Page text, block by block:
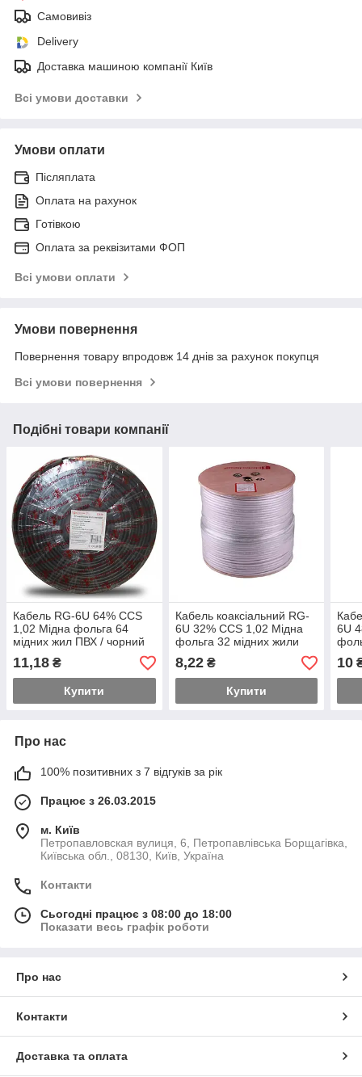
Самовивіз
Delivery
Доставка машиною компанії Київ
Всі умови доставки
Умови оплати
Післяплата
Оплата на рахунок
Готівкою
Оплата за реквізитами ФОП
Всі умови оплати
Умови повернення
Повернення товару впродовж 14 днів за рахунок покупця
Всі умови повернення
Подібні товари компанії
Кабель RG-6U 64% ССS
1,02 Мідна фольга 64
мідних жил ПВХ / чорний
11,18 ₴
Купити
Кабель коаксіальний RG-
6U 32% ССS 1,02 Мідна
фольга 32 мідних жили
ПВХ/білий
8,22₴
Купити
6U
10
Про нас
100% позитивних з 7 відгуків за рік
Працює з 26.03.2015
м. Київ
Петропавловская вулиця, 6, Петропавлівська Борщагівка,
Київська обл., 08130, Київ, Україна
Контакти
Сьогодні працює з 08:00 до 18:00
Показати весь графік роботи
Про нас
Контакти
Доставка та оплата